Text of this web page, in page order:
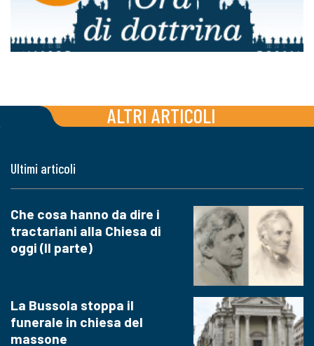
ALTRI ARTICOLI
Ultimi articoli
Che cosa hanno da dire i
tractariani alla Chiesa di
oggi (II parte)
La Bussola stoppa il
funerale in chiesa del
massone